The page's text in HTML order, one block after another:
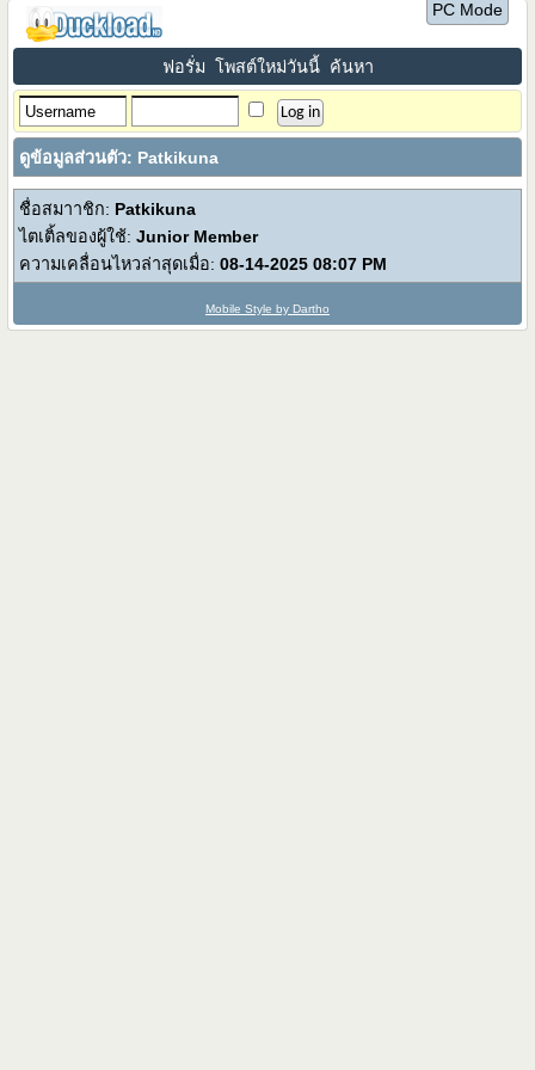
PC Mode
ฟอรั่ม โพสต์ใหม่วันนี้ ค้นหา
ดูข้อมูลส่วนตัว: Patkikuna
ชื่อสมาาชิก: Patkikuna
ไตเติ้ลของผู้ใช้:Junior Member
ความเคลื่อนไหวล่าสุดเมื่อ: 08-14-202508:07 PM
Mobile Style by Dartho